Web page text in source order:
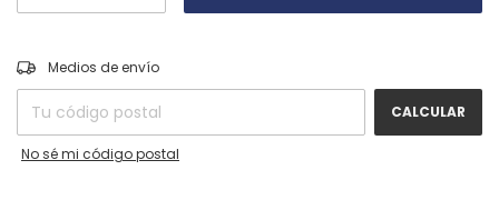
Entregas para el CP:
Medios de envío
CALCULAR
No sé mi código postal